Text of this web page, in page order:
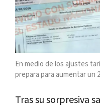
En medio de los ajustes
prepara para aumentar un
Tras su sorpresiva